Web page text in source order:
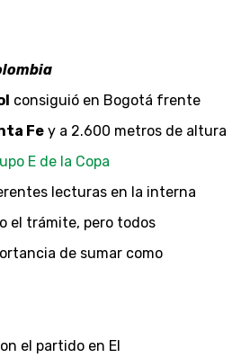
consiguió en Bogotá frente
Fe y a 2.600 metros de altura
E de la Copa
lecturas en la interna
el trámite, pero todos
de sumar como
el partido en El